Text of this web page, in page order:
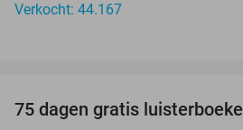
Verkocht: 44.167
75 dagen gratis